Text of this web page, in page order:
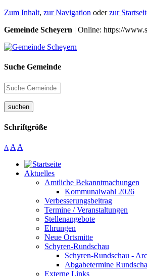
Zum Inhalt, zur Navigation oderzur
Gemeinde Scheyern | Online: https://
Suche Gemeinde
suchen
Schriftgröße
A A A
Aktuelles
Amtliche Bekanntmachungen
Kommunalwahl 2026
Verbesserungsbeitrag
Termine / Veranstaltungen
Stellenangebote
Ehrungen
Neue Ortsmitte
Schyren-Rundschau
Schyren-Rundschau -
Abgabetermine
Externe Links